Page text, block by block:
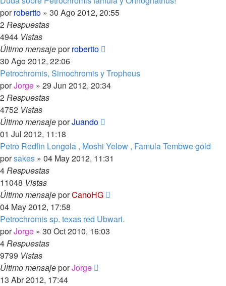
porrobertto » 30 Ago 2012, 20:55
2Respuestas
4944 Vistas
Último mensajeporrobertto
30 Ago 2012, 22:06
Petrochromis, Simochromis y Tropheus
porJorge » 29 Jun 2012, 20:34
2Respuestas
4752 Vistas
Último mensajeporJuando
01 Jul 2012, 11:18
Petro Redfin Longola , Moshi Yelow , Famula Tembwe gold
porsakes » 04 May 2012, 11:31
4Respuestas
11048 Vistas
Último mensajeporCanoHG
04 May 2012, 17:58
Petrochromis sp. texas red Ubwari.
porJorge » 30 Oct 2010, 16:03
4Respuestas
9799 Vistas
Último mensajeporJorge
13 Abr 2012, 17:44